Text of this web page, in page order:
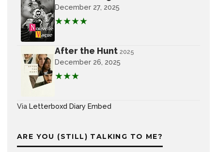
December 27, 2025
★★★★
After the Hunt 2025
December 26, 2025
★★★
Via Letterboxd Diary Embed
ARE YOU (STILL) TALKING TO ME?